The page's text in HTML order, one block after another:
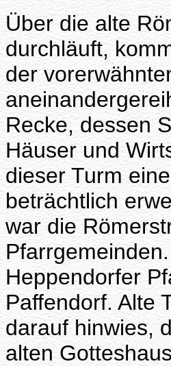
Über die alte
durchläuft,
der
Recke, dessen
Häuser und
dieser Turm
beträchtlich
war die
Heppendorfer
Paffendorf. Alte
darauf hinwies,
alten